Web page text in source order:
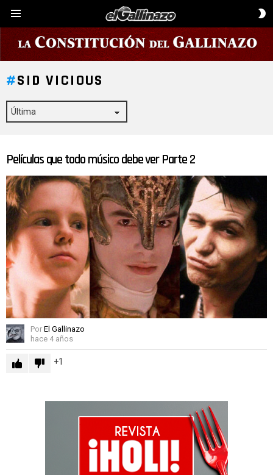
SID VICIOUS
ÚLTIMAS
HISTORIAS
Películas que todo músico debe ver Parte 2
Por El Gallinazo
hace 4 años
1